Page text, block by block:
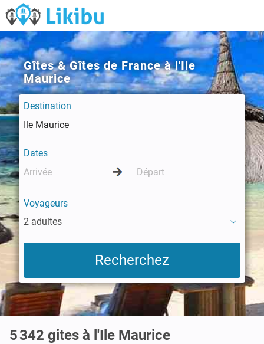
Gîtes & Gîtes de France à l'Ile
Maurice
Destination
Dates
Voyageurs
2 adultes
5 342 gites à l'Ile Maurice